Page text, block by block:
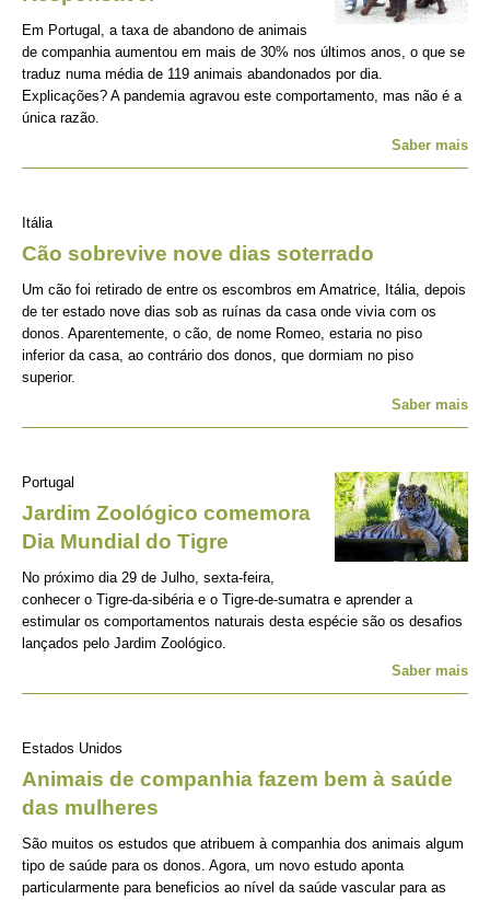
Em Portugal, a taxa de abandono de animais
de companhia aumentou em mais de 30% nos últimos anos, o que se
traduz numa média de 119 animais abandonados por dia.
Explicações? A pandemia agravou este comportamento, mas não é a
única razão.
Saber mais
Itália
Cão sobrevive nove dias soterrado
Um cão foi retirado de entre os escombros em Amatrice, Itália, depois
de ter estado nove dias sob as ruínas da casa onde vivia com os
donos. Aparentemente, o cão, de nome Romeo, estaria no piso
inferior da casa, ao contrário dos donos, que dormiam no piso
superior.
Saber mais
Portugal
Jardim Zoológico comemora
Dia Mundial do Tigre
No próximo dia 29 de Julho, sexta-feira,
conhecer o Tigre-da-sibéria e o Tigre-de-sumatra e aprender a
estimular os comportamentos naturais desta espécie são os desafios
lançados pelo Jardim Zoológico.
Saber mais
Estados Unidos
Animais de companhia fazem bem à saúde
das mulheres
São muitos os estudos que atribuem à companhia dos animais algum
tipo de saúde para os donos. Agora, um novo estudo aponta
particularmente para beneficios ao nível da saúde vascular para as